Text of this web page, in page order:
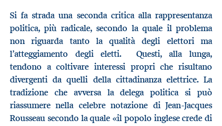
Si fa strada una seconda critica alla rappresentanza
politica, più radicale, secondo la quale il problema
non riguarda tanto la qualità degli elettori ma
l’atteggiamento degli eletti. Questi, alla lunga,
tendono a coltivare interessi propri che risultano
divergenti da quelli della cittadinanza elettrice. La
tradizione che avversa la delega politica si può
riassumere nella celebre notazione di Jean-Jacques
Rousseau secondo la quale «il popolo inglese crede di